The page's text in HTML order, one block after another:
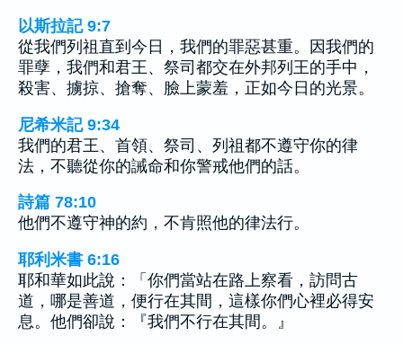
以斯拉記 9:7
從我們列祖直到今日，我們的罪惡甚重。因我們的
罪孽，我們和君王、祭司都交在外邦列王的手中，
殺害、擄掠、搶奪、臉上蒙羞，正如今日的光景。
尼希米記 9:34
我們的君王、首領、祭司、列祖都不遵守你的律
法，不聽從你的誡命和你警戒他們的話。
詩篇 78:10
他們不遵守神的約，不肯照他的律法行。
耶利米書 6:16
耶和華如此說：「你們當站在路上察看，訪問古
道，哪是善道，便行在其間，這樣你們心裡必得安
息。他們卻說：『我們不行在其間。』